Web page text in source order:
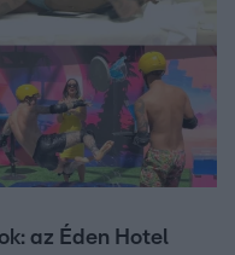
az Éden Hotel